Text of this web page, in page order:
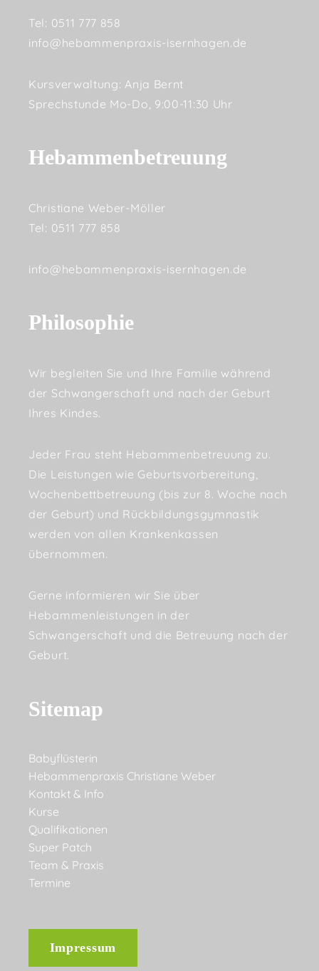
Tel: 0511 777 858
info@hebammenpraxis-isernhagen.de
Kursverwaltung: Anja Bernt
Sprechstunde Mo-Do, 9:00-11:30 Uhr
Hebammenbetreuung
Christiane Weber-Möller
Tel: 0511 777 858
info@hebammenpraxis-isernhagen.de
Philosophie
Wir begleiten Sie und Ihre Familie während
der Schwangerschaft und nach der Geburt
Ihres Kindes.
Jeder Frau steht Hebammenbetreuung zu.
Die Leistungen wie Geburtsvorbereitung,
Wochenbettbetreuung (bis zur 8. Woche nach
der Geburt) und Rückbildungsgymnastik
werden von allen Krankenkassen
übernommen.
Gerne informieren wir Sie über
Hebammenleistungen in der
Schwangerschaft und die Betreuung nach der
Geburt.
Sitemap
Babyflüsterin
Hebammenpraxis Christiane Weber
Kontakt & Info
Kurse
Qualifikationen
Super Patch
Team & Praxis
Termine
Impressum